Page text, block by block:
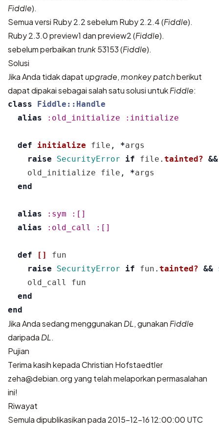
Fiddle).
Semua versi Ruby 2.2 sebelum Ruby 2.2.4 (Fiddle).
Ruby 2.3.0 preview1 dan preview2 (Fiddle).
sebelum perbaikan trunk53153 (Fiddle).
Solusi
Jika Anda tidak dapat upgrade,monkey patchberikut
dapat dipakai sebagai salah satu solusi untukFiddle:
class
Fiddle::Handle
alias
:old_initialize :initialize
def initialize file , *args
raise
SecurityError if file . tainted? &&
old_initialize
file , *args
end
alias :sym
:[]
alias
:old_call :[]
def []
fun
raise
SecurityError if fun . tainted? &&
old_call
fun
end
end
Jika Anda sedang menggunakan DL, gunakan Fiddle
daripada DL.
Pujian
Terima kasih kepada Christian Hofstaedtler
zeha@debian.org yang telah melaporkan permasalahan
ini!
Riwayat
Semula dipublikasikan pada 2015-12-16 12:00:00 UTC